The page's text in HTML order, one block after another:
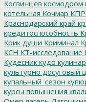
Косвинцев космодром
котельная Кочмар
Краснодарский край
кредитоспособность
Крик души Криминал
КСН КТ-исследование
Кудесник кудо
культурно досуговый
купальный_сезон
курсы повышения